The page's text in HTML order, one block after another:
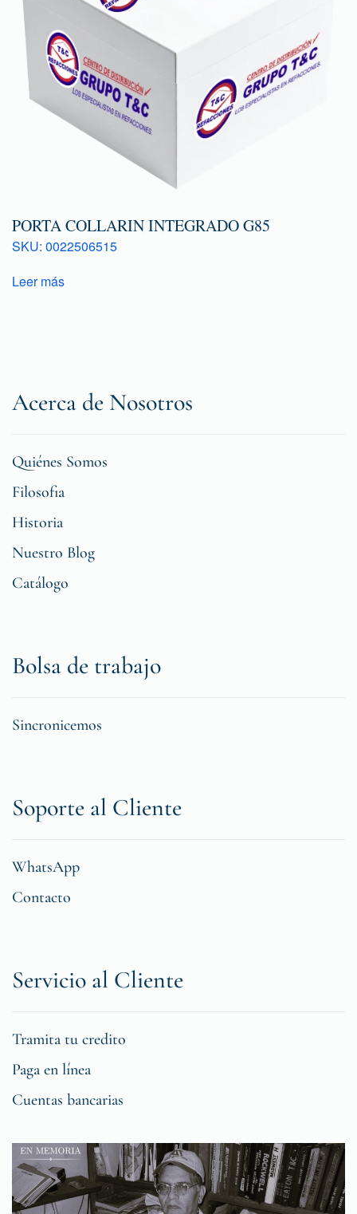
PORTA COLLARIN INTEGRADO G85
SKU: 0022506515
Leer más
Acerca de Nosotros
Quiénes Somos
Filosofia
Historia
Nuestro Blog
Catálogo
Bolsa de trabajo
Sincronicemos
Soporte al Cliente
WhatsApp
Contacto
Servicio al Cliente
Tramita tu credito
Paga en línea
Cuentas bancarias